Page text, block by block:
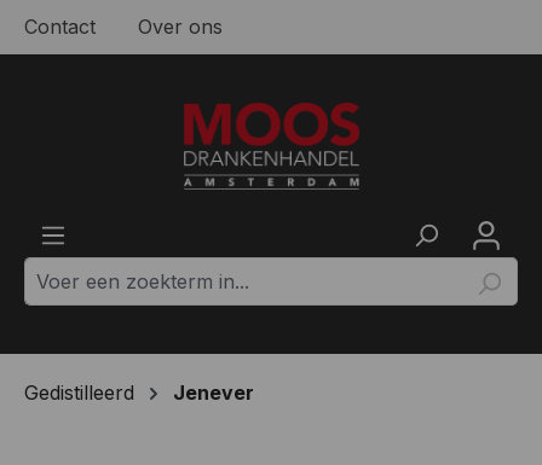
Ga naar de hoofdinhoud
Contact Over ons
Gedistilleerd Jenever